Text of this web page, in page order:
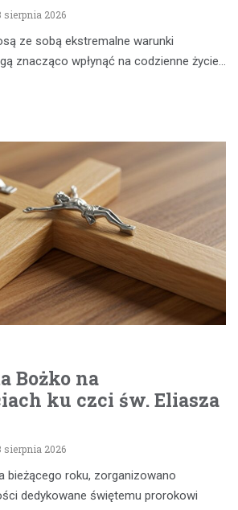
sierpnia 2026
ze sobą ekstremalne warunki
znacząco wpłynąć na codzienne życie…
Bożko na
ku czci św. Eliasza
sierpnia 2026
bieżącego roku, zorganizowano
dedykowane świętemu prorokowi